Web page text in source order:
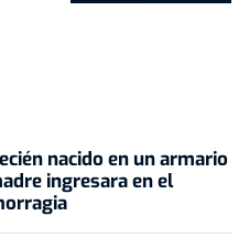
nacido en un armario
ingresara en el